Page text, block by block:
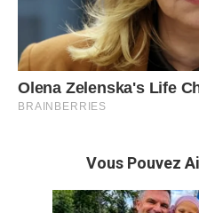
Vous Pouvez